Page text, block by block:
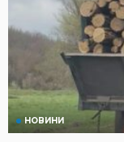
НОВИНИ